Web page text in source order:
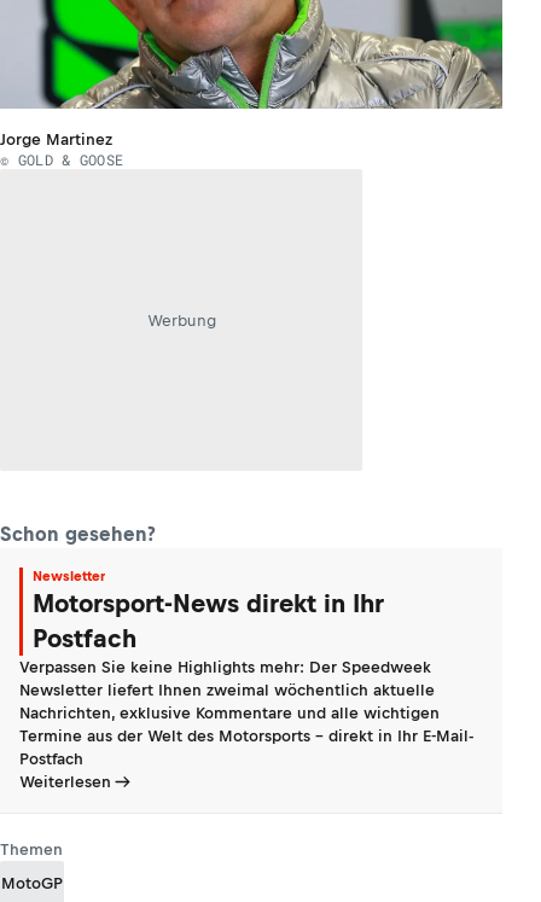
Jorge Martinez
© GOLD & GOOSE
Werbung
Schon gesehen?
Newsletter
Motorsport-News direkt in Ihr
Postfach
Verpassen Sie keine Highlights mehr: Der Speedweek
Newsletter liefert Ihnen zweimal wöchentlich aktuelle
Nachrichten, exklusive Kommentare und alle wichtigen
Termine aus der Welt des Motorsports - direkt in Ihr E-Mail-
Postfach
Weiterlesen
Themen
MotoGP